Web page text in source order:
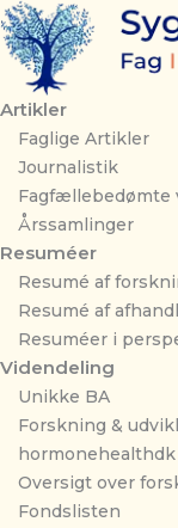
Gå
til
indholdet
Artikler
Faglige Artikler
Journalistik
Fagfællebedømte
Årssamlinger
Resuméer
Resumé af
Resumé af
Resuméer i
Videndeling
Unikke BA
Forskning &
hormonehealthdk
Oversigt over
Fondslisten